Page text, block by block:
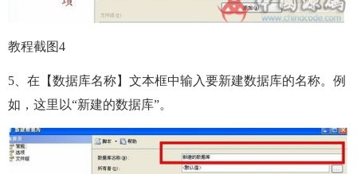
教程截图4
5、在【数据库名称】文本框中输入要新建数据库的名称。例
如，这里以“新建的数据库”。